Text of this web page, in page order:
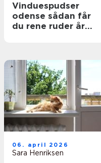
Vinduespudser
odense sådan får
du rene ruder året
06. april 2026
Sara Henriksen